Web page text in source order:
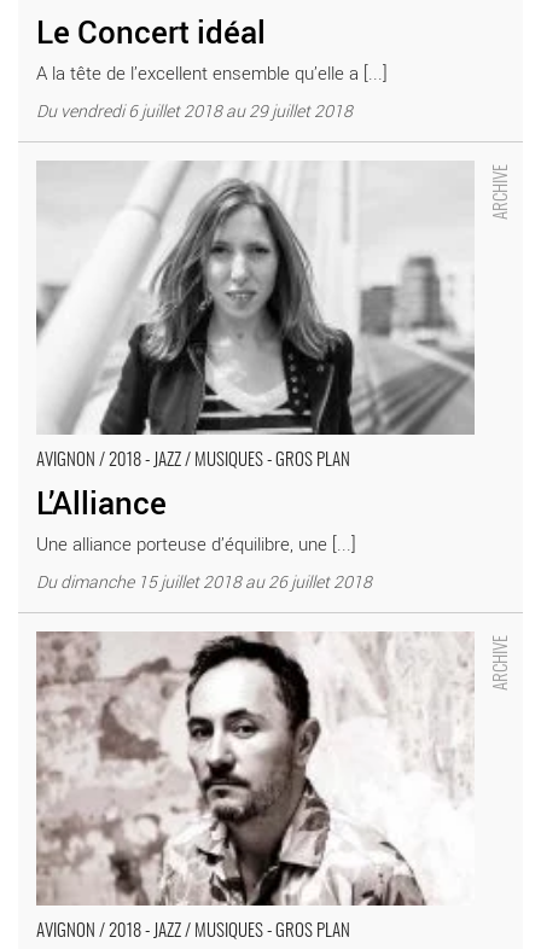
Le Concert idéal
A la tête de l’excellent ensemble qu’elle a [...]
Du vendredi 6 juillet 2018 au 29 juillet 2018
AVIGNON / 2018 - JAZZ / MUSIQUES - GROS PLAN
L’Alliance
Une alliance porteuse d’équilibre, une [...]
Du dimanche 15 juillet 2018 au 26 juillet 2018
La Manufacture
AVIGNON / 2018 - JAZZ / MUSIQUES - GROS PLAN
Off. L’Arrache-Coeur